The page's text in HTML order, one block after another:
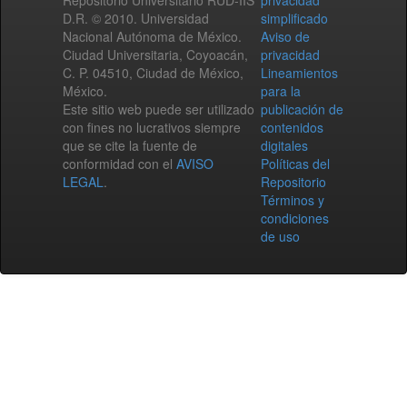
D.R. © 2010. Universidad
Nacional Autónoma de México.
Ciudad Universitaria, Coyoacán,
C. P. 04510, Ciudad de México,
México.
Este sitio web puede ser utilizado
con fines no lucrativos siempre
que se cite la fuente de
conformidad con el AVISO
LEGAL.
simplificado
Aviso de
privacidad
Lineamientos
para la
publicación de
contenidos
digitales
Políticas del
Repositorio
Términos y
condiciones
de uso